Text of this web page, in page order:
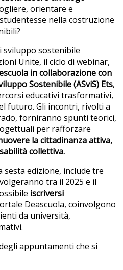
orientare e
nella costruzione
sviluppo sostenibile
Unite, il ciclo di webinar,
in collaborazione con
Sostenibile (ASviS) Ets,
educativi trasformativi,
futuro. Gli incontri, rivolti a
forniranno spunti teorici,
per rafforzare
la cittadinanza attiva,
collettiva.
edizione, include tre
tra il 2025 e il
iscriversi
Deascuola, coinvolgono
da università,
appuntamenti che si